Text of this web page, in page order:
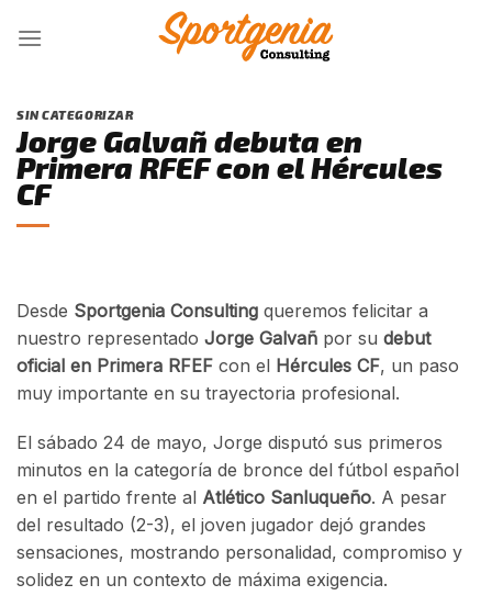
SIN CATEGORIZAR
Jorge Galvañ debuta en
Primera RFEF con el Hércules
CF
Desde Sportgenia Consulting queremos felicitar a
nuestro representado Jorge Galvañ por su debut
oficial en Primera RFEF con el Hércules CF, un paso
muy importante en su trayectoria profesional.
El sábado 24 de mayo, Jorge disputó sus primeros
minutos en la categoría de bronce del fútbol español
en el partido frente al Atlético Sanluqueño. A pesar
del resultado (2-3), el joven jugador dejó grandes
sensaciones, mostrando personalidad, compromiso y
solidez en un contexto de máxima exigencia.